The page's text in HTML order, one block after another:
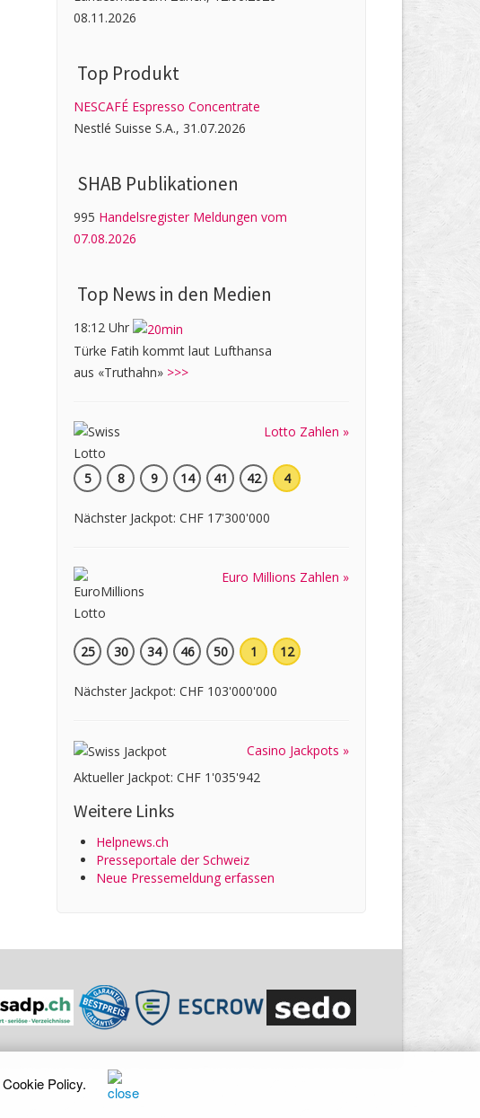
08.11.2026
Top Produkt
NESCAFÉ Espresso Concentrate
Nestlé Suisse S.A., 31.07.2026
SHAB Publi­kati­onen
995 Handelsregister Meldungen vom
07.08.2026
Top News in den Medien
18:12 Uhr
Türke Fatih kommt laut Lufthansa
aus «Truthahn» >>>
Lotto Zahlen »
5 8 9 14 41 42 4
Nächster Jackpot: CHF 17'300'000
Euro Millions Zahlen »
25 30 34 46 50 1 12
Nächster Jackpot: CHF 103'000'000
Casino Jackpots »
Aktueller Jackpot: CHF 1'035'942
Weitere Links
Helpnews.ch
Presseportale der Schweiz
Neue Pressemeldung erfassen
Cookie Policy.